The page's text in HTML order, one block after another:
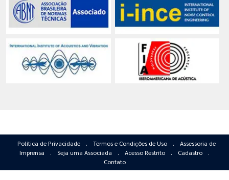
Política de Privacidade . Termos e Condições de Uso .
Assessoria de
Imprensa
. Seja uma Associada . Acesso Restrito . Cadastro
.
Contato